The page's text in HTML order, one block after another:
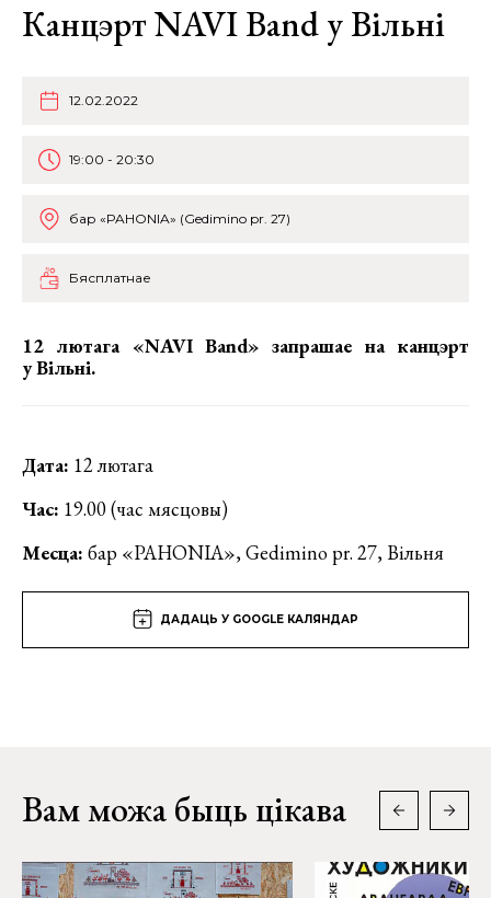
Канцэрт NAVI Band у Вільні
12.02.2022
19:00 - 20:30
бар «PAHONIA» (Gedimino pr. 27)
Бясплатнае
12 лютага «NAVI Band» запрашае на канцэрт
у Вільні.
Дата: 12 лютага
Час: 19.00 (час мясцовы)
Месца: бар «PAHONIA», Gedimino pr. 27, Вільня
ДАДАЦЬ У GOOGLE КАЛЯНДАР
Вам можа быць цікава